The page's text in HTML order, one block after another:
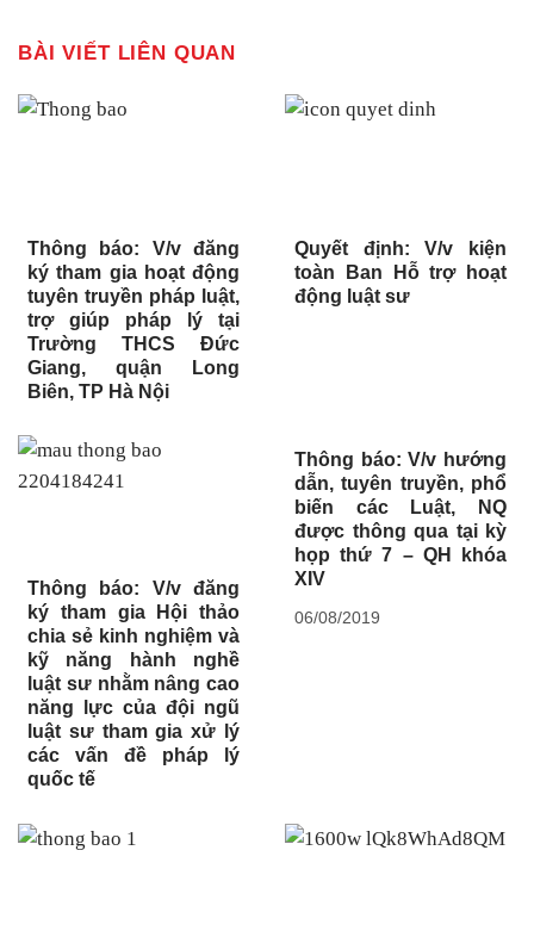
BÀI VIẾT LIÊN QUAN
Thông báo: V/v đăng
ký tham gia hoạt động
tuyên truyền pháp luật,
trợ giúp pháp lý tại
Trường THCS Đức
Giang, quận Long
Biên, TP Hà Nội
Quyết định: V/v kiện
toàn Ban Hỗ trợ hoạt
động luật sư
Thông báo: V/v đăng
ký tham gia Hội thảo
chia sẻ kinh nghiệm và
kỹ năng hành nghề
luật sư nhằm nâng cao
năng lực của đội ngũ
luật sư tham gia xử lý
các vấn đề pháp lý
quốc tế
Thông báo: V/v hướng
dẫn, tuyên truyền, phổ
biến các Luật, NQ
được thông qua tại kỳ
họp thứ 7 – QH khóa
XIV
06/08/2019